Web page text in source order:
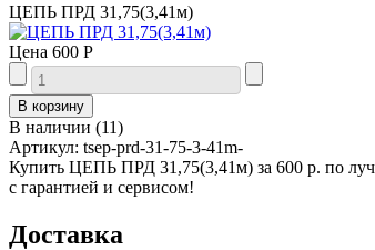
ЦЕПЬ ПРД 31,75(3,41м)
Цена 600 Р
В наличии (11)
Артикул: tsep-prd-31-75-3-41m-
Купить ЦЕПЬ ПРД 31,75(3,41м) за 600 р. по
с гарантией и сервисом!
Доставка